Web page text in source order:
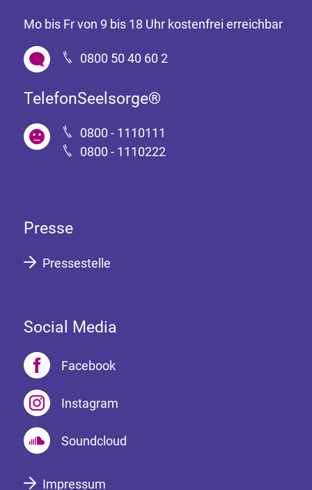
Mo bis Fr von 9 bis 18 Uhr kostenfrei erreichbar
0800 50 40 60 2
TelefonSeelsorge®
0800 - 1110111
0800 - 1110222
Presse
Pressestelle
Social Media
Facebook
Instagram
Soundcloud
Impressum